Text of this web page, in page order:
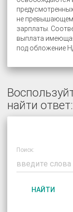
не превышающем
зарплаты.
выплата
под обложение
найти ответ:
Поиск:
НАЙТИ